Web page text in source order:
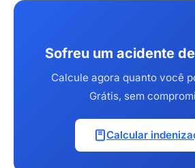
Sofreu um acidente
Calcule agora quanto você
Grátis, sem
Calcular